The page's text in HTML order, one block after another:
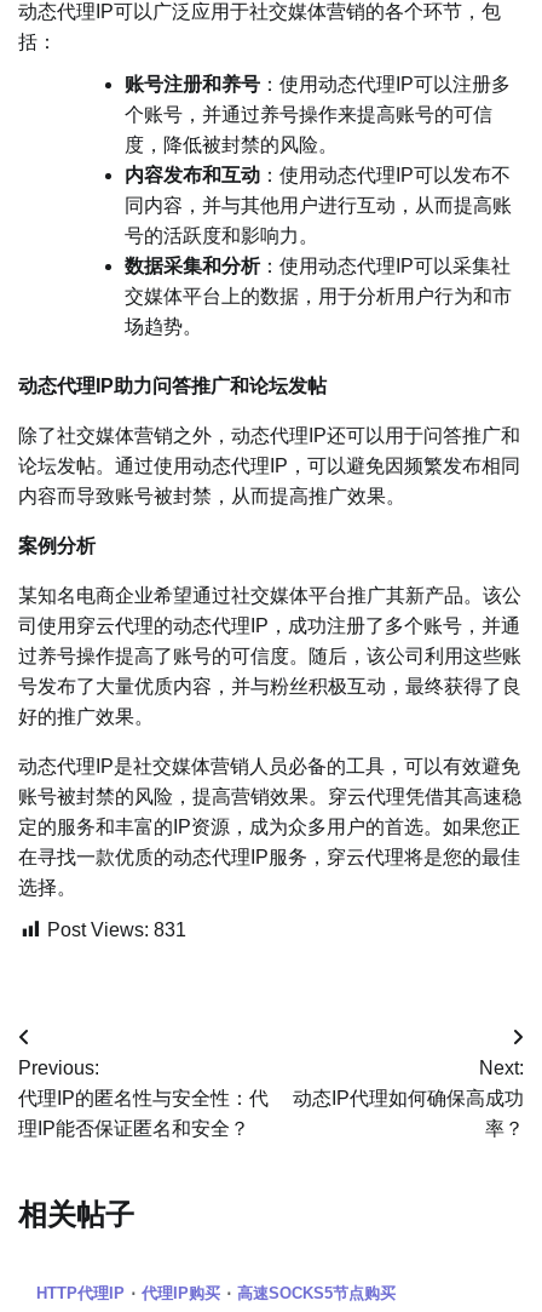
动态代理IP可以广泛应用于社交媒体营销的各个环节，包
括：
账号注册和养号 ：使用动态代理IP可以注册多
个账号，并通过养号操作来提高账号的可信
度，降低被封禁的风险。
内容发布和互动 ：使用动态代理IP可以发布不
同内容，并与其他用户进行互动，从而提高账
号的活跃度和影响力。
数据采集和分析：使用动态代理IP可以采集社
交媒体平台上的数据，用于分析用户行为和市
场趋势。
动态代理IP助力问答推广和论坛发帖
除了社交媒体营销之外，动态代理IP还可以用于问答推广和
论坛发帖。通过使用动态代理IP，可以避免因频繁发布相同
内容而导致账号被封禁，从而提高推广效果。
案例分析
某知名电商企业希望通过社交媒体平台推广其新产品。该公
司使用穿云代理的动态代理IP，成功注册了多个账号，并通
过养号操作提高了账号的可信度。随后，该公司利用这些账
号发布了大量优质内容，并与粉丝积极互动，最终获得了良
好的推广效果。
动态代理IP是社交媒体营销人员必备的工具，可以有效避免
账号被封禁的风险，提高营销效果。穿云代理凭借其高速稳
定的服务和丰富的IP资源，成为众多用户的首选。如果您正
在寻找一款优质的动态代理IP服务，穿云代理将是您的最佳
选择。
Post Views: 831
文
章
导
Previous:
代理IP的匿名性与安全性：代
理IP能否保证匿名和安全？
Next:
动态IP代理如何确保高成功
率？
相关帖子
HTTP代理IP 代理IP购买 高速SOCKS5节点购买